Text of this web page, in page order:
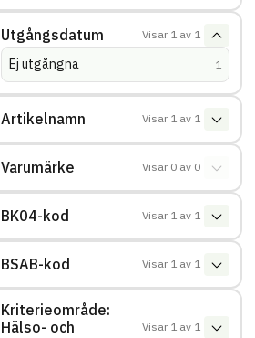
Utgångsdatum Visar 1 av 1
Ej utgångna (1
Artikelnamn Visar 1 av 1
Varumärke Visar 0 av 0
BK04-kod Visar 1 av 1
BSAB-kod Visar 1 av 1
Kriterieområde:
Hälso- och
Visar 1 av 1